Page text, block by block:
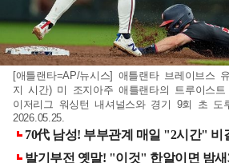
[애틀랜타=AP/뉴시스] 애틀랜타 브레이브스
지 시간) 미 조지아주 애틀랜타의 트루이스
이저리그 워싱턴 내셔널스와 경기 9회 초 도
2026.05.25.